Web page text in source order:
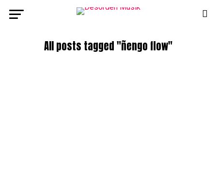
All posts tagged "ñengo flow"